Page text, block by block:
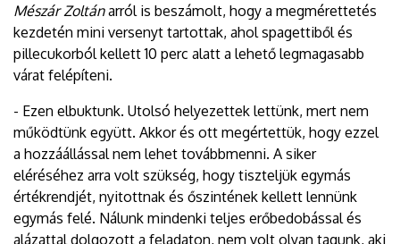
Mészár Zoltánarról is beszámolt, hogy a megmérettetés
kezdetén mini versenyt tartottak, ahol spagettiből és
pillecukorból kellett 10 perc alatt a lehető legmagasabb
várat felépíteni.
- Ezen elbuktunk. Utolsó helyezettek lettünk, mert nem
működtünk együtt. Akkor és ott megértettük, hogy ezzel
a hozzáállással nem lehet továbbmenni. A siker
eléréséhez arra volt szükség, hogy tiszteljük egymás
értékrendjét, nyitottnak és őszintének kellett lennünk
egymás felé. Nálunk mindenki teljes erőbedobással és
alázattal dolgozott a feladaton, nem volt olyan tagunk, aki